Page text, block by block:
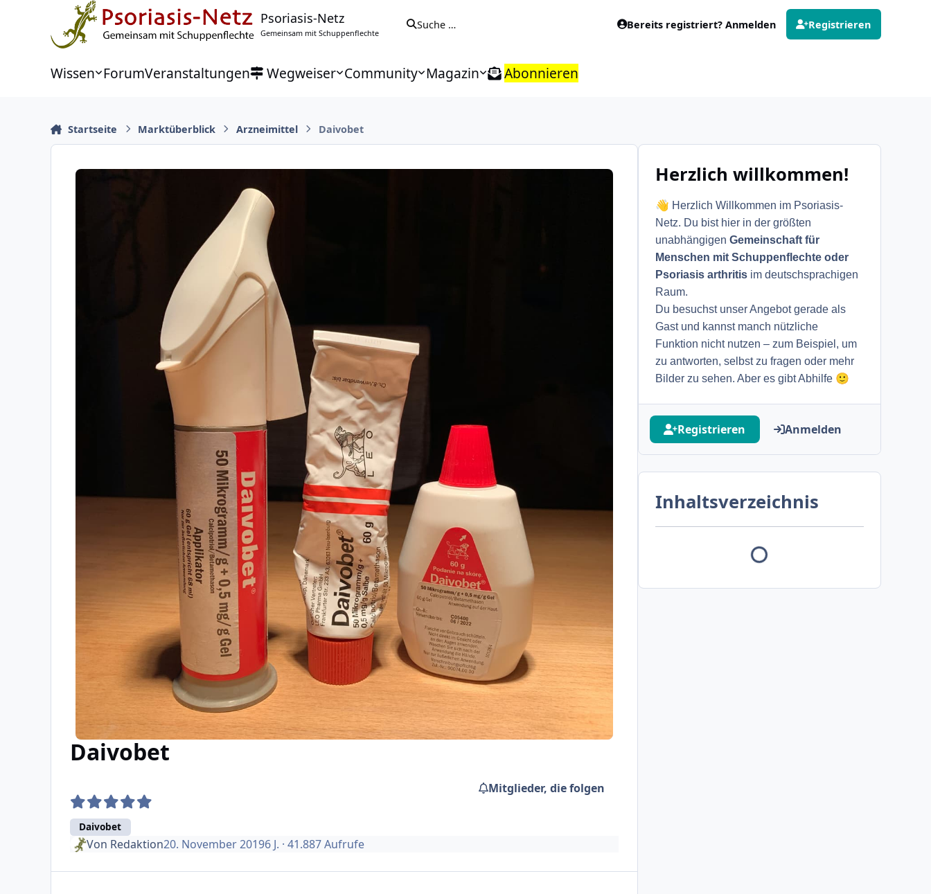
Zu Inhalt springen
Psoriasis-Netz
Gemeinsam mit Schuppenflechte
Suche … Bereits registriert? Anmelden Registrieren
Wissen ForumVeranstaltungen Wegweiser Community Magazin Abonnieren
Startseite Marktüberblick Arzneimittel Daivobet
Daivobet
Daivobet
Mitglieder, die folgen
Von Redaktion20. November 20196 J. · 41.887 Aufrufe
Herzlich willkommen!
👋 Herzlich Willkommen im Psoriasis-
Netz. Du bist hier in der größten
unabhängigenGemeinschaft für
Menschen mit Schuppenflechte oder
Psoriasis arthritis im deutschsprachigen
Raum.
Du besuchst unser Angebot gerade als
Gast und kannst manch nützliche
Funktion nicht nutzen – zum Beispiel, um
zu antworten, selbst zu fragen oder mehr
Bilder zu sehen. Aber es gibt Abhilfe 🙂
Registrieren Anmelden
Inhaltsverzeichnis